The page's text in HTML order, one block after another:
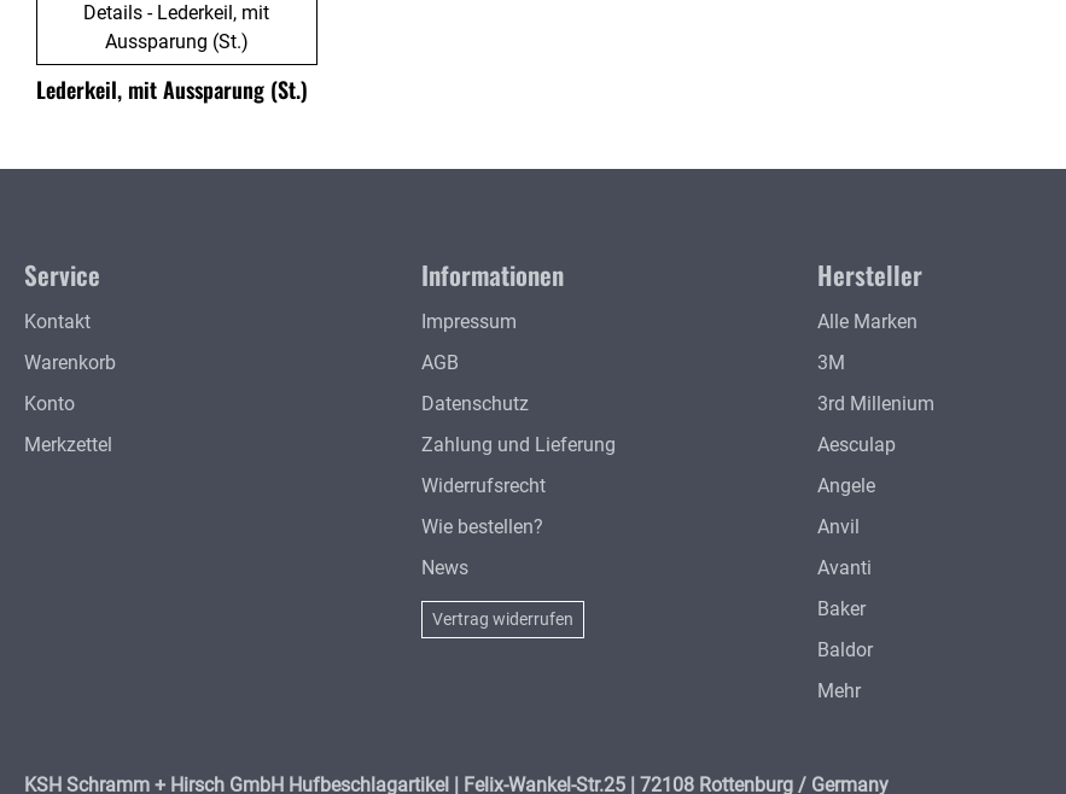
Details - Lederkeil, mit
Aussparung (St.)
Lederkeil, mit Aussparung (St.)
Service
Kontakt
Warenkorb
Konto
Merkzettel
Informationen
Impressum
AGB
Datenschutz
Zahlung und Lieferung
Widerrufsrecht
Wie bestellen?
News
Vertrag widerrufen
Hersteller
Alle Marken
3M
3rd Millenium
Aesculap
Angele
Anvil
Avanti
Baker
Baldor
Mehr
KSH Schramm + Hirsch GmbH Hufbeschlagartikel | Felix-Wankel-Str.25 | 72108 Rottenburg / Germany